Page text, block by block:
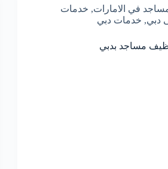
في الامارات, خدمات
دبي, خدمات دبي
مساجد بدبي